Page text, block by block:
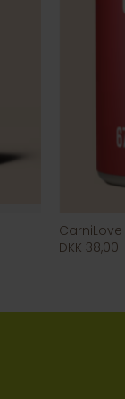
DKK 38,00